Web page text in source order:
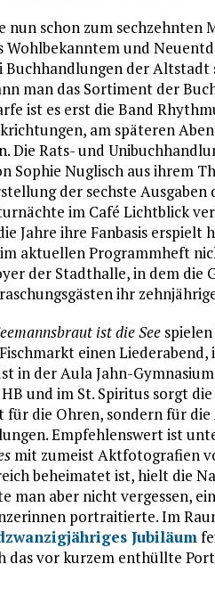
nun schon zum
Wohlbekanntem und
Buchhandlungen der
man das Sortiment der
ist es erst die Band
am späteren
Die Rats- und
Sophie Nuglisch aus ihrem
der sechste
im Café Lichtblick
Jahre ihre Fanbasis erspielt
aktuellen Programmheft
der Stadthalle, in dem
ihr
ist die See
einen
in der Aula Jahn-
und im St. Spiritus sorgt
die Ohren, sondern für
Empfehlenswert ist
mit zumeist Aktfotografien
beheimatet ist, hielt die
man aber nicht vergessen,
portraitierte. Im
Jubiläum
das vor kurzem enthüllte